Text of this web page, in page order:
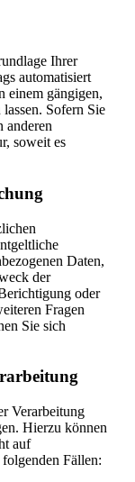
Ihrer
automatisiert
einem gängigen,
Sofern Sie
anderen
soweit es
Daten,
der
oder
Fragen
Sie sich
Verarbeitung
Hierzu können
auf
Fällen: